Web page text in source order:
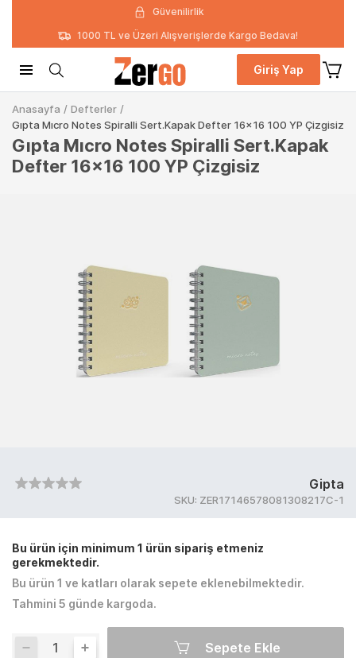
Güvenilirlik
1000 TL ve Üzeri Alışverişlerde Kargo Bedava!
Giriş Yap
Anasayfa / Defterler /
Gıpta Mıcro Notes Spiralli Sert.Kapak Defter 16x16 100 YP Çizgisiz
Gıpta Mıcro Notes Spiralli Sert.Kapak
Defter 16x16 100 YP Çizgisiz
Gipta
SKU: ZER17146578081308217C-1
Bu ürün için minimum 1 ürün sipariş etmeniz
gerekmektedir.
Bu ürün 1 ve katları olarak sepete eklenebilmektedir.
Tahmini 5 günde kargoda.
Sepete Ekle